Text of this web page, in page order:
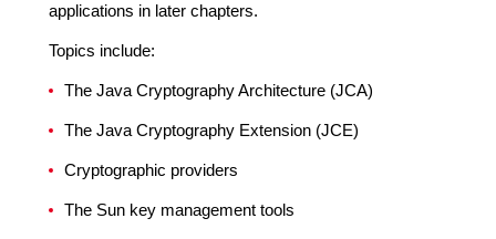
applications in later chapters.
Topics include:
The Java Cryptography Architecture (JCA)
The Java Cryptography Extension (JCE)
Cryptographic providers
The Sun key management tools